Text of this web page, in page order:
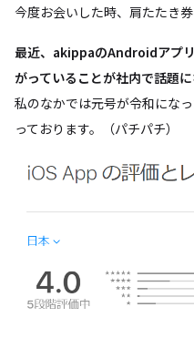
今度お会いした時、肩たたき
最近、akippaのAndroidアプ
がっていることが社内で話題に
私のなかでは元号が令和にな
っております。（パチパチ）